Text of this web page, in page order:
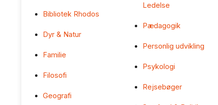
Bibliotek Rhodos
Dyr & Natur
Familie
Filosofi
Geografi
Ledelse
Pædagogik
Personlig udvikling
Psykologi
Rejsebøger